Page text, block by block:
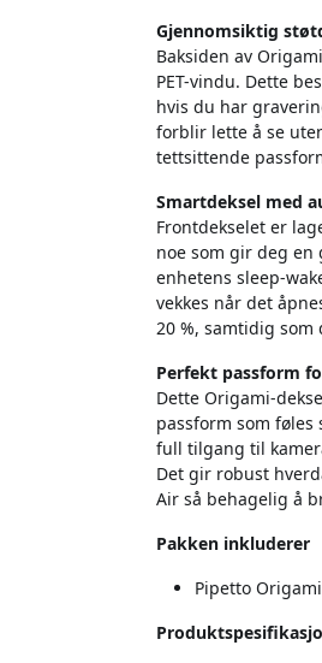
Gjennomsiktig
Baksiden av
PET-vindu. Dette
hvis du har
forblir lette å se
tettsittende
Smartdeksel med
Frontdekselet er
noe som gir deg
enhetens sleep-
vekkes når det
20 %, samtidig
Perfekt passform
Dette Origami-
passform som
full tilgang til
Det gir robust
Air så behagelig å
Pakken inkluderer
Pipetto